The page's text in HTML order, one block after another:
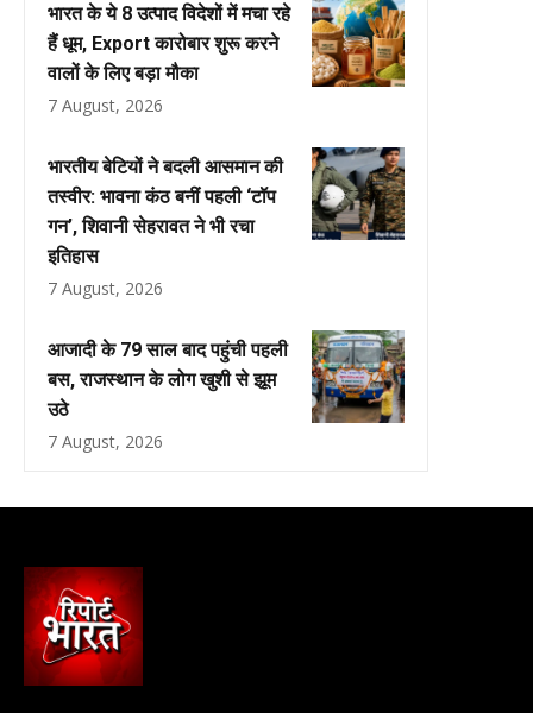
भारत के ये 8 उत्पाद विदेशों में मचा रहे
हैं धूम, Export कारोबार शुरू करने
वालों के लिए बड़ा मौका
7 August, 2026
भारतीय बेटियों ने बदली आसमान की
तस्वीर: भावना कंठ बनीं पहली ‘टॉप
गन’, शिवानी सेहरावत ने भी रचा
इतिहास
7 August, 2026
आजादी के 79 साल बाद पहुंची पहली
बस, राजस्थान के लोग खुशी से झूम
उठे
7 August, 2026